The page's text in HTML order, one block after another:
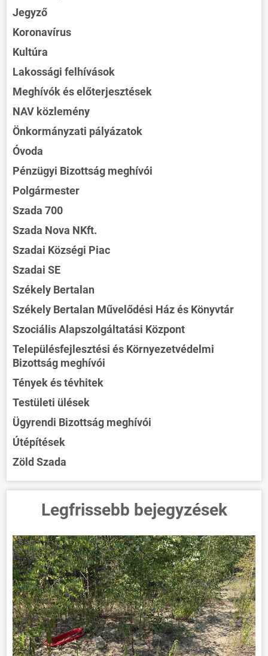
Jegyző
Koronavírus
Kultúra
Lakossági felhívások
Meghívók és előterjesztések
NAV közlemény
Önkormányzati pályázatok
Óvoda
Pénzügyi Bizottság meghívói
Polgármester
Szada 700
Szada Nova NKft.
Szadai Községi Piac
Szadai SE
Székely Bertalan
Székely Bertalan Művelődési Ház és Könyvtár
Szociális Alapszolgáltatási Központ
Településfejlesztési és Környezetvédelmi
Bizottság meghívói
Tények és tévhitek
Testületi ülések
Ügyrendi Bizottság meghívói
Útépítések
Zöld Szada
Legfrissebb bejegyzések